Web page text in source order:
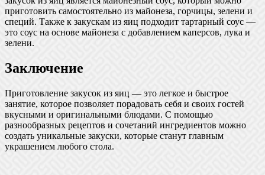
приготовить самостоятельно из майонеза, горчицы, зелени и
специй. Также к закускам из яиц подходит тартарный соус —
это соус на основе майонеза с добавлением каперсов, лука и
зелени.
Заключение
Приготовление закусок из яиц — это легкое и быстрое
занятие, которое позволяет порадовать себя и своих гостей
вкусными и оригинальными блюдами. С помощью
разнообразных рецептов и сочетаний ингредиентов можно
создать уникальные закуски, которые станут главным
украшением любого стола.